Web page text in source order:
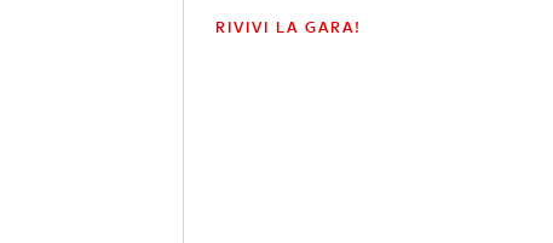
RIVIVI LA GARA!